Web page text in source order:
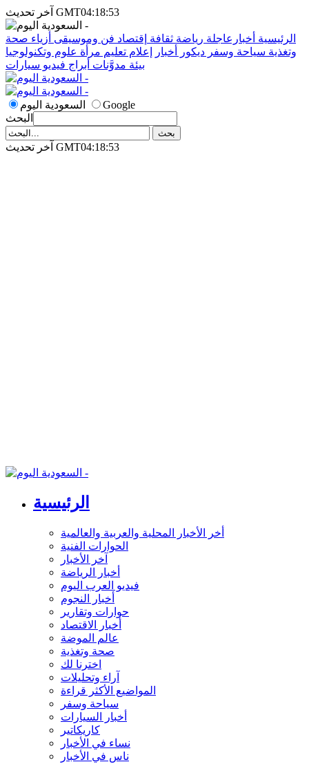
آخر تحديث GMT04:18:53
الرئيسية أخبارعاجلة رياضة ثقافة إقتصاد فن وموسيقى أزياء صحة
وتغذية سياحة وسفر ديكور أخبار إعلام تعليم مرأة علوم وتكنولوجيا
بيئة مدوَّنات أبراج فيديو سيارات
السعودية اليوم
Google
البحث
آخر تحديث GMT04:18:53
الرئيسية
أخر الأخبار المحلية والعربية والعالمية
الحوارات الفنية
آخر الأخبار
أخبار الرياضة
فيديو العرب اليوم
أخبار النجوم
حوارات وتقارير
أخبار الاقتصاد
عالم الموضة
صحة وتغذية
اخترنا لك
آراء وتحليلات
المواضيع الأكثر قراءة
سياحة وسفر
أخبار السيارات
كاريكاتير
نساء في الأخبار
ناس في الأخبار